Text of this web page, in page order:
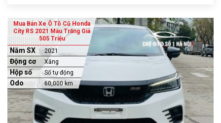
Mua Bán Xe Ô Tô Cũ Honda
City RS 2021 Màu Trắng Giá
505 Triệu
Năm SX 2021
Động cơ Xăng
Hộp số Số tự động
Odo 60,000 km